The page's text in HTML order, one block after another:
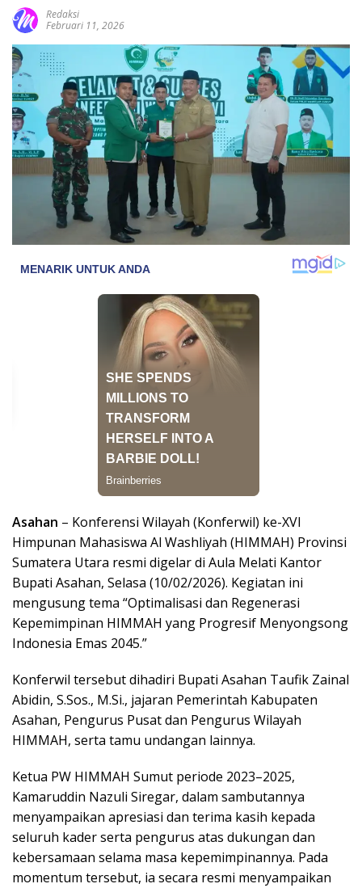
Redaksi
Februari 11, 2026
Asahan – Konferensi Wilayah (Konferwil) ke-XVI
Himpunan Mahasiswa Al Washliyah (HIMMAH) Provinsi
Sumatera Utara resmi digelar di Aula Melati Kantor
Bupati Asahan, Selasa (10/02/2026). Kegiatan ini
mengusung tema “Optimalisasi dan Regenerasi
Kepemimpinan HIMMAH yang Progresif Menyongsong
Indonesia Emas 2045.”
Konferwil tersebut dihadiri Bupati Asahan Taufik Zainal
Abidin, S.Sos., M.Si., jajaran Pemerintah Kabupaten
Asahan, Pengurus Pusat dan Pengurus Wilayah
HIMMAH, serta tamu undangan lainnya.
Ketua PW HIMMAH Sumut periode 2023–2025,
Kamaruddin Nazuli Siregar, dalam sambutannya
menyampaikan apresiasi dan terima kasih kepada
seluruh kader serta pengurus atas dukungan dan
kebersamaan selama masa kepemimpinannya. Pada
momentum tersebut, ia secara resmi menyampaikan